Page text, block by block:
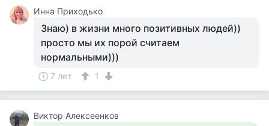
Инна Приходько
Знаю) в жизни много позитивных людей))
просто мы их порой считаем
нормальными)))
7 лет 1
Виктор Алексеенков